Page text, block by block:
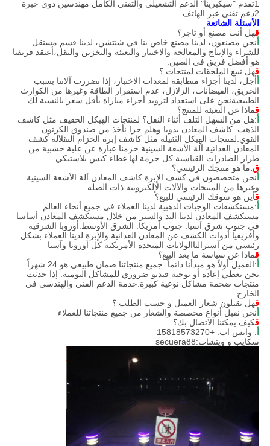
1تقدم "سيكيرينا" الدعم التشغيلي والتقني الكامل
مهندسين ذوي خبرة
2دعم تقني عبر الهاتف
الأسئلة الشائعة
قهل أنت مصنع أو تاجر؟
نحن مصنعون، لدينا مصنع خاص بنا في شنتشن، لدينا قسم مستقل
للشراء والإنتاج والمعالجة والاختبار والتعبئة والتخزين والنقل،أعتقد فريقنا
هو أفضل فريق في الصين.
قهل تبيع الملحقات لمنتجات ؟
أجل، لدينا أجزاء متطابقة لمعدات الاختبار، إذا تضررت آلاتنا بسبب
الحريق، الفيضانات، الزلازل، عدم استقرار الطاقة وغيرها من الكوارث
الطبيعيةنحن على استعداد لتزويد أجزاء مباراة بأقل سعر بالنسبة لك.
قماذا عن التعبئة للمنتج؟
:هل من السهل التلف أثناء النقل؟ لمنتجات الهيكل الخفيف مثل كاشف
الذهب. كاشف المعادن يدويا وهلم جرا نأخذ من صندوق الكرتون
القوي.لمنتجات الهيكل الثقيلة مثل كاشف إبرة الحزام النقلآلة كشف
المعادن الغذائية آلة الأشعة السينية حزمنا عبارة عن علبة خشبية من
طراز الصادرات القياسية كل حزمة لها غطاء كيس بلاستيكي
ق.ما هو منتجك الرئيسي؟
نحن متخصصون في كشف الإبرة كاشف المعادن آلة الأشعة السينية
وغيرها من المنتجات والآلات الإلكترونية ذات الصلة
قأين هو سوقك الرئيسي للبيع؟
:مستكشفات الوجبات الذهبية لدينا العملاء في جميع أنحاء العالم.
مستكشف المعادن لدينا اليد والسير من خلال مستكشف المعادن أساسا
في جنوب شرق آسيا. جنوب أمريكا. الشرق الأوسط.أوروبا الشرقية
وأفريقيا أدوات الكشف عن المعادن الغذائية والإبرة لدينا العملاء بشكل
رئيسي من أسترالياالولايات المتحدة الأمريكية كل أوروبا وآسيا
قماذا عن سياسة ما بعد البيع؟
:العميل أولاً هو مبدأنا دائماً. جميع منتجاتنا ضمان طبيعي هو 24 شهراً.
نحن نعطي إعادة أو توجيه فيديو ضروري للمشاكل اليومية. إذا حدثت
منتجات ضخمة مشاكل نوعية كبيرة.خدمة الدعم الفني والهندسي في
الخارج.
قهل تقبلون شعار العميل و حسب الطلب ؟
نحن نقبل أنواع مخصصة والشعار من جميع منتجاتنا للعملاء
قكيف يمكننا الاتصال بك؟
: واتس اب: +15818573270
سكايب و ويتشات:secuera88